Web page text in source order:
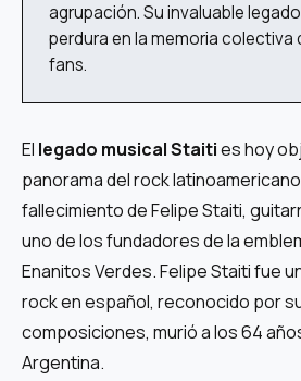
agrupación. Su invaluable
perdura en la memoria colectiva
fans.
El legado musical Staities hoy
panorama del rock
fallecimiento de Felipe Staiti,
uno de los fundadores de la
Enanitos Verdes. Felipe Staiti fue
rock en español, reconocido por
composiciones, murió a los 64
Argentina.